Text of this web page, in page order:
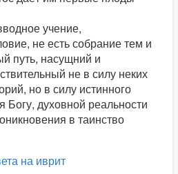
учение,
не есть собрание тем и
путь, насущний и
не в силу неких
но в силу истинного
Богу, духовной реальности
в таинство
на иврит